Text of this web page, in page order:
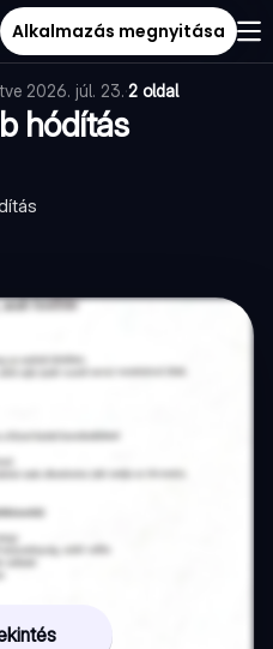
Alkalmazás megnyitása
2026. júl. 23.·2 oldal
hódítás